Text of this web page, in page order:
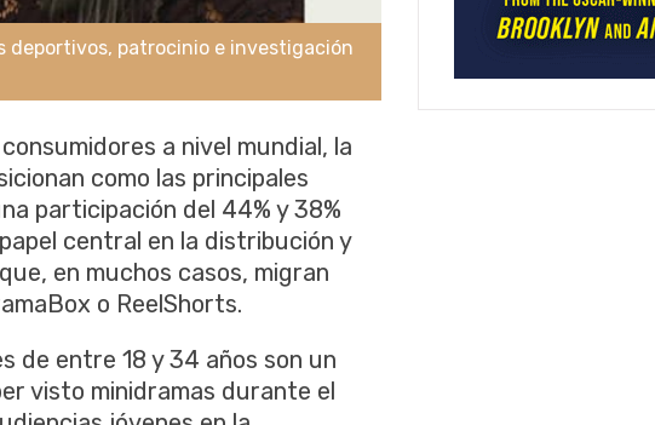
deportivos, patrocinio e investigación
a nivel mundial, la
como las principales
participación del 44% y 38%
central en la distribución y
en muchos casos, migran
o ReelShorts.
de entre 18 y 34 años son un
visto minidramas durante el